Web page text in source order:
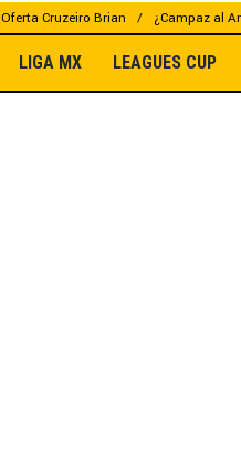
Oferta Cruzeiro Brian ¿Campaz al
LIGA MX LEAGUES CUP